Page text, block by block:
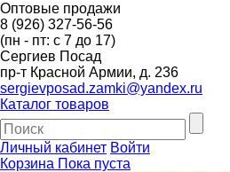
Оптовые продажи
8 (926) 327-56-56
(пн - пт: с 7 до 17)
Сергиев Посад
пр-т Красной Армии, д. 236
sergievposad.zamki@yandex.ru
Каталог товаров
Личный кабинет Войти
Корзина Пока пуста